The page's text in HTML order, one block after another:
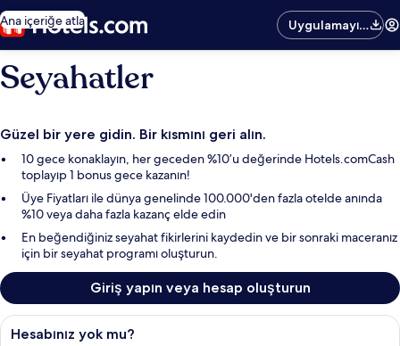
Ana içeriğe atla
Uygulamayı
edinin
Seyahatler
Güzel bir yere gidin. Bir kısmını geri alın.
10 gece konaklayın, her geceden %10’u değerinde Hotels.comCash
toplayıp 1 bonus gece kazanın!
Üye Fiyatları ile dünya genelinde 100.000'den fazla otelde anında
%10 veya daha fazla kazanç elde edin
En beğendiğiniz seyahat fikirlerini kaydedin ve bir sonraki maceranız
için bir seyahat programı oluşturun.
Giriş yapın veya hesap oluşturun
Hesabınız yok mu?
Rezervasyonunuzu bulun